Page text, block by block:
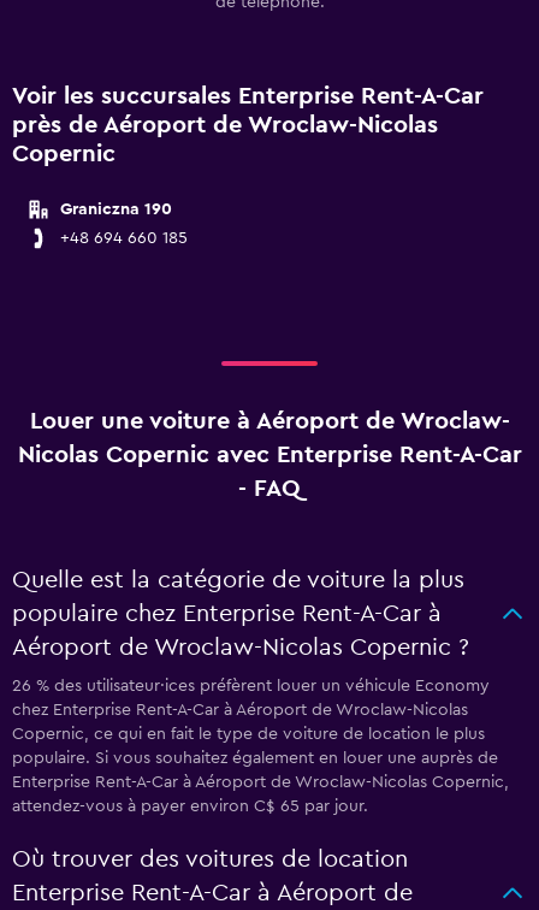
Voir les succursales Enterprise Rent-A-Car
près de Aéroport de Wroclaw-Nicolas
Copernic
Graniczna 190
+48 694 660 185
Louer une voiture à Aéroport de Wroclaw-
Nicolas Copernic avec Enterprise Rent-A-Car
- FAQ
Quelle est la catégorie de voiture la plus
populaire chez Enterprise Rent-A-Car à
Aéroport de Wroclaw-Nicolas Copernic ?
26 % des utilisateur·ices préfèrent louer un véhicule Economy
chez Enterprise Rent-A-Car à Aéroport de Wroclaw-Nicolas
Copernic, ce qui en fait le type de voiture de location le plus
populaire. Si vous souhaitez également en louer une auprès de
Enterprise Rent-A-Car à Aéroport de Wroclaw-Nicolas Copernic,
attendez-vous à payer environ C$ 65 par jour.
Où trouver des voitures de location
Enterprise Rent-A-Car à Aéroport de